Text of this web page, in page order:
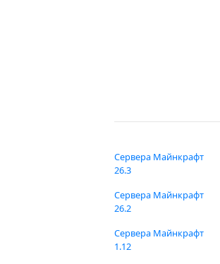
Сервера Майнкрафт
26.3
Сервера Майнкрафт
26.2
Сервера Майнкрафт
1.12